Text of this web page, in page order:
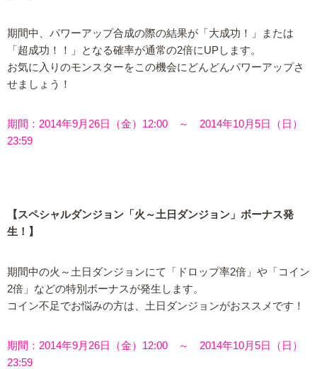
期間中、パワーアップ合成の際の結果が「大成功！」または
「超成功！！」となる確率が通常の2倍にUPします。
お気に入りのモンスターをこの機会にどんどんパワーアップさ
せましょう！
期間：2014年9月26日（金）12:00 ～ 2014年10月5日（日）
23:59
【スペシャルダンジョン「火～土日ダンジョン」ボーナス発
生！】
期間中の火～土日ダンジョンにて「ドロップ率2倍」や「コイン
2倍」などの特別ボーナスが発生します。
コイン不足でお悩みの方は、土日ダンジョンがおススメです！
期間：2014年9月26日（金）12:00 ～ 2014年10月5日（日）
23:59